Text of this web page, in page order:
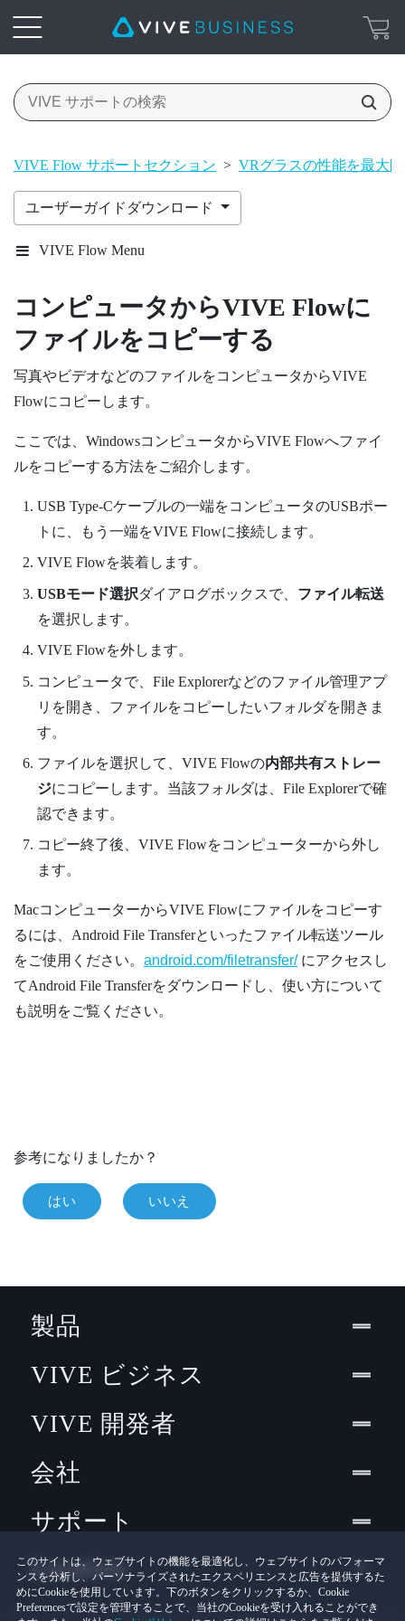
VIVE Flow サポートセクション > VRグラスの性能を最大
ユーザーガイドダウンロード
VIVE Flow Menu
コンピュータからVIVE Flowに
ファイルをコピーする
写真やビデオなどのファイルをコンピュータからVIVE
Flowにコピーします。
ここでは、 WindowsコンピュータからVIVE Flowへファイ
ルをコピーする方法をご紹介します。
USB Type-Cケーブルの一端をコンピュータのUSBポー
トに、もう一端をVIVE Flowに接続します。
VIVE Flowを装着します。
USBモード選択ダイアログボックスで、 ファイル転送
を選択します。
VIVE Flowを外します。
コンピュータで、 File Explorerなどのファイル管理アプ
リを開き、ファイルをコピーしたいフォルダを開きま
す。
ファイルを選択して、 VIVE Flowの内部共有ストレー
ジにコピーします。当該フォルダは、 File Explorerで確
認できます。
コピー終了後、 VIVE Flowをコンピューターから外し
ます。
MacコンピューターからVIVE Flowにファイルをコピーす
るには、 Android File Transferといったファイル転送ツール
をご使用ください。 android.com/filetransfer/にアクセスし
てAndroid File Transferをダウンロードし、使い方について
も説明をご覧ください。
参考になりましたか？
はい いいえ
このサイトは、ウェブサイトの機能を最適化し、ウェブサイトのパフォーマ
ンスを分析し、パーソナライズされたエクスペリエンスと広告を提供するた
めにCookieを使用しています。下のボタンをクリックするか、Cookie
Preferencesで設定を管理することで、当社のCookieを受け入れることができ
製品
VIVE ビジネス
VIVE 開発者
会社
サポート
Location